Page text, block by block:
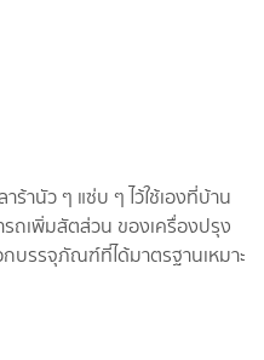
ร้านัว ๆ แซ่บ ๆ ไว้ใช้เองที่บ้าน
รถเพิ่มสัตส่วน ของเครื่องปรุง
กบรรจุภัณฑ์ที่ได้มาตรฐานเหมาะ